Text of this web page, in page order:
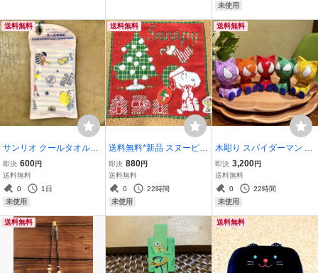
未使用
送料無料
サンリオ クールタオル
【新品】キティ青 ハロー
キティ Sanrio 熱中症対策
タオル ひんやり 気化熱冷
却 キャラクター グッズ 夏
即決 600円
送料無料
0
1日
未使用
送料無料
送料無料*新品 スヌーピー
PEANUTS ハンカチ ウッ
ドストック 刺繍付 SNOO
PY 完売品 品質良◎ 25cm
凸凹 コットン 綿 タオルハ
即決 880円
送料無料
0
22時間
未使用
送料無料
木彫り スパイダーマン ネ
コ インテリア 置物 5点セ
ット【新品】木製 バリ ハ
ンドメイド エスニック雑
貨 インテリア雑貨 6.5cm
即決 3,200円
送料無料
0
22時間
未使用
送料無料 送料無料